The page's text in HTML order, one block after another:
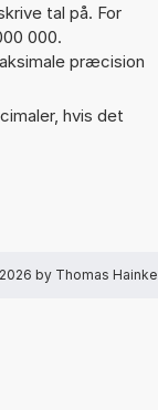
tal på. For
000.
præcision
hvis det
by Thomas Hainke